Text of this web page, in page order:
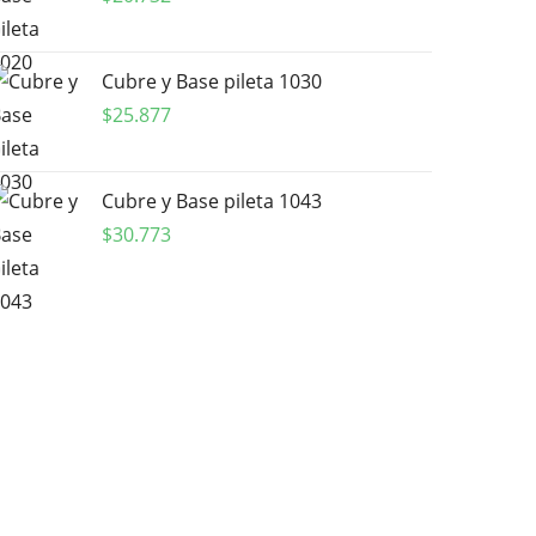
Cubre y Base pileta 1030
$25.877
Cubre y Base pileta 1043
$30.773